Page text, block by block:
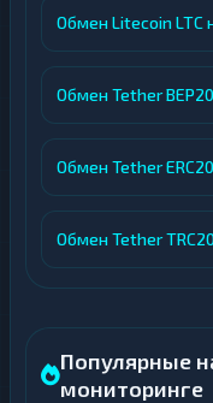
Обмен Litecoin LTC
Обмен Tether
Обмен Tether
Обмен Tether
Популярные
мониторинге